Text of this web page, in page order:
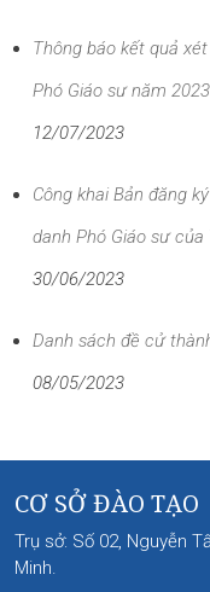
Thông báo kết quả
Phó Giáo sư năm
12/07/2023
Công khai Bản đăng
danh Phó Giáo sư
30/06/2023
Danh sách đề cử
08/05/2023
CƠ SỞ ĐÀO TẠO
Trụ sở: Số 02, Nguyễn
Minh.